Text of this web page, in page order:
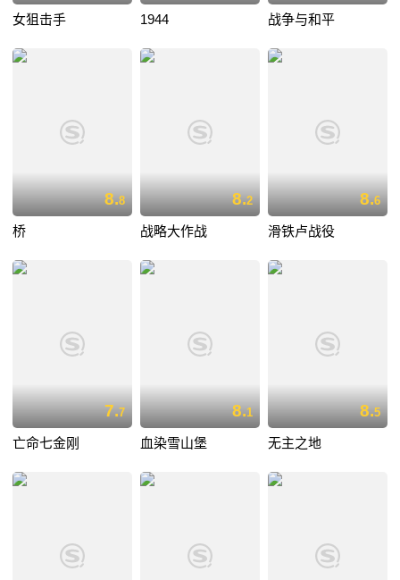
女狙击手 1944 战争与和平
8.8
桥
8.2
战略大作战
8.6
滑铁卢战役
7.7
亡命七金刚
8.1
血染雪山堡
8.5
无主之地